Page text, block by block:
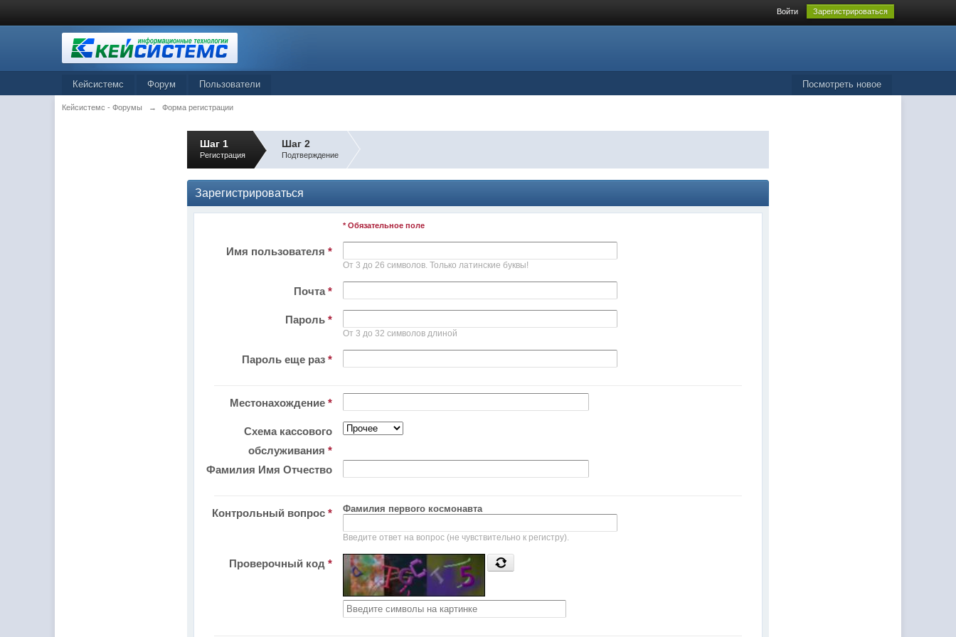
Войти Зарегистрироваться
Посмотреть новое
Кейсистемс Форум Пользователи
Кейсистемс - Форумы → Форма регистрации
Шаг 1
Регистрация
Шаг 2
Подтверждение
Зарегистрироваться
* Обязательное поле
Имя пользователя *
От 3 до 26 символов. Только латинские буквы!
Почта*
Пароль *
От 3 до 32 символов длиной
Пароль еще раз *
Местонахождение *
Схема кассового
обслуживания *
Фамилия Имя Отчество
Контрольный вопрос * Фамилия первого космонавта
Введите ответ на вопрос (не чувствительно к регистру).
Проверочный код *